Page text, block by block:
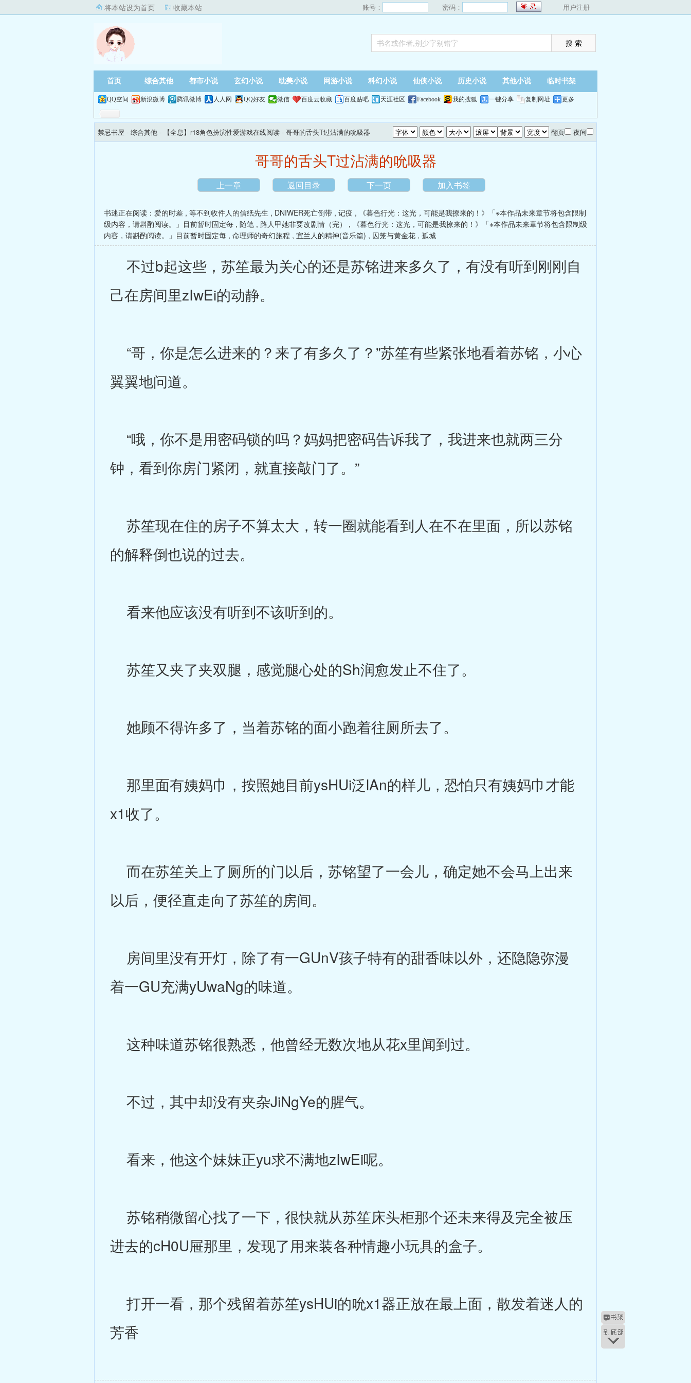
将本站设为首页 收藏本站 账号： 密码： 用户注册
首页 综合其他 都市小说 玄幻小说 耽美小说 网游小说 科幻小说 仙侠小说 历史小说 其他小说 临时书架
QQ空间 新浪微博 腾讯微博 人人网 QQ好友 微信 百度云收藏 百度贴吧 天涯社区 Facebook 我的搜狐 一键分享 复制网址 更多
禁忌书屋 - 综合其他 - 【全息】r18角色扮演性爱游戏在线阅读 - 哥哥的舌头T过沾满的吮吸器 翻页 夜间
哥哥的舌头T过沾满的吮吸器
上一章 返回目录 下一页 加入书签
书迷正在阅读： 爱的时差 , 等不到收件人的信纸先生 , DNIWER死亡倒带 , 记疫 ,
《暮色行光：这光，可能是我撩来的！》「※本作品未来章节将包含限制
级内容，请斟酌阅读。」目前暂时固定每 , 随笔 , 路人甲她非要改剧情（完） ,
《暮色行光：这光，可能是我撩来的！》「※本作品未来章节将包含限制级
内容，请斟酌阅读。」目前暂时固定每 , 命理师的奇幻旅程 , 宜兰人的精神(音乐篇) , 囚笼与黄金花 , 孤城
不过b起这些，苏笙最为关心的还是苏铭进来多久了，有没有听到刚刚自
己在房间里zIwEi的动静。
“哥，你是怎么进来的？来了有多久了？”苏笙有些紧张地看着苏铭，小心
翼翼地问道。
“哦，你不是用密码锁的吗？妈妈把密码告诉我了，我进来也就两三分
钟，看到你房门紧闭，就直接敲门了。”
苏笙现在住的房子不算太大，转一圈就能看到人在不在里面，所以苏铭
的解释倒也说的过去。
看来他应该没有听到不该听到的。
苏笙又夹了夹双腿，感觉腿心处的Sh润愈发止不住了。
她顾不得许多了，当着苏铭的面小跑着往厕所去了。
那里面有姨妈巾，按照她目前ysHUi泛lAn的样儿，恐怕只有姨妈巾才能
x1收了。
而在苏笙关上了厕所的门以后，苏铭望了一会儿，确定她不会马上出来
以后，便径直走向了苏笙的房间。
房间里没有开灯，除了有一GUnV孩子特有的甜香味以外，还隐隐弥漫
着一GU充满yUwaNg的味道。
这种味道苏铭很熟悉，他曾经无数次地从花x里闻到过。
不过，其中却没有夹杂JiNgYe的腥气。
看来，他这个妹妹正yu求不满地zIwEi呢。
苏铭稍微留心找了一下，很快就从苏笙床头柜那个还未来得及完全被压
进去的cH0U屉那里，发现了用来装各种情趣小玩具的盒子。
打开一看，那个残留着苏笙ysHUi的吮x1器正放在最上面，散发着迷人的
芳香